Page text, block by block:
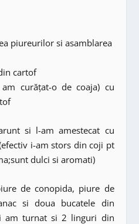
piureurilor si asamblarea
cartof
curățat-o de coaja) cu
si l-am amestecat cu
i-am stors din coji pt
dulci si aromati)
de conopida, piure de
si doua bucatele din
am turnat si 2 linguri din